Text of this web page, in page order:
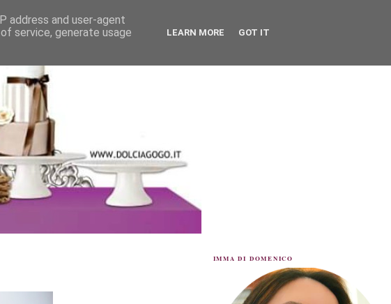
IMMA DI DOMENICO
address and user-agent
service, generate usage
LEARN MORE GOT IT